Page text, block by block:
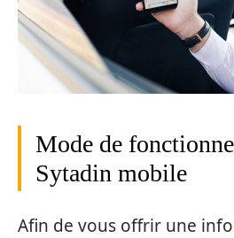
Mode de
Sytadin mobile
Afin de vous offrir une